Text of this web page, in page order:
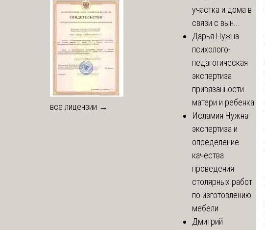
все лицензии →
участка и дома в
связи с вын...
Дарья Нужна
психолого-
педагогическая
экспертиза
привязанности
матери и ребенка
Исламия Нужна
экспертиза и
определение
качества
проведения
столярных работ
по изготовлению
мебели
Дмитрий